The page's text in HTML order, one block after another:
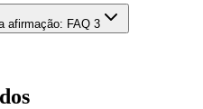
afirmação: FAQ 3